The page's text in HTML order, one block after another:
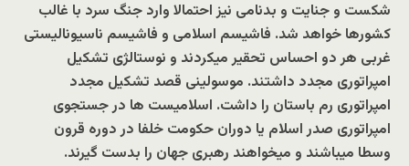
شکست و جنایت و بدنامی نیز احتمالا وارد جنگ سرد با غالب
کشورها خواهد شد. فاشیسم اسلامی و فاشیسم ناسیونالیستی
غربی هر دو احساس تحقیر میکردند و نوستالژی تشکیل
امپراتوری مجدد داشتند. موسولینی قصد تشکیل مجدد
امپراتوری رم باستان را داشت. اسلامیست ها در جستجوی
امپراتوری صدر اسلام یا دوران حکومت خلفا در دوره قرون
وسطا میباشند و میخواهند رهبری جهان را بدست گیرند.